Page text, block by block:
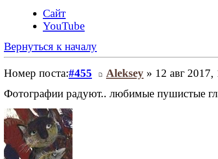
Сайт
YouTube
Вернуться к началу
Номер поста:#455 Aleksey » 12 авг 2017,
Фотографии радуют.. любимые пушистые